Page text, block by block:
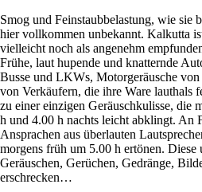
Smog und Feinstaubbelastung, wie sie
hier vollkommen unbekannt. Kalkutta
vielleicht noch als angenehm
Frühe, laut hupende und knatternde
Busse und LKWs, Motorgeräusche von
von Verkäufern, die ihre Ware lauthals
zu einer einzigen Geräuschkulisse, die
h und 4.00 h nachts leicht abklingt. An
Ansprachen aus überlauten
morgens früh um 5.00 h ertönen. Diese
Geräuschen, Gerüchen, Gedränge,
erschrecken…